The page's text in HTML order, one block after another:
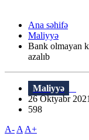
Ana səhifə
Maliyyə
Bank olmayan
azalıb
Maliyyə
26 Oktyabr
598
A- A A+